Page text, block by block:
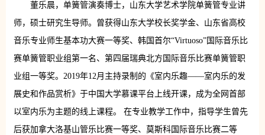
董乐晨，单簧管演奏博士，山东大学艺术学院单簧管专业讲
师，硕士研究生导师。曾获得山东大学校长奖学金、山东省高校
音乐专业师生基本功大赛一等奖、韩国首尔“Virtuoso”国际音乐比
赛单簧管职业组第一名、第四届瑞典北方国际音乐比赛单簧管职
业组一等奖。2019年12月主持录制的《室内乐趣——室内乐的发
展史和作品赏析》于中国大学慕课平台上线开课，成为全网首部
以室内乐为主题的线上课程。 在专业教学工作中，指导学生曾先
后获加拿大洛基山管乐比赛一等奖、莫斯科国际音乐比赛二等